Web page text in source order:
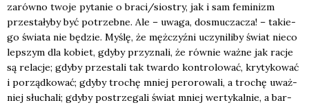
zarów­no two­je pyta­nie o braci/siostry, jak i sam femi­nizm
prze­sta­ły­by być potrzeb­ne. Ale – uwa­ga, dosmu­cza­cza! – takie­
go świa­ta nie będzie. Myślę, że męż­czyź­ni uczy­ni­li­by świat nie­co
lep­szym dla kobiet, gdy­by przy­zna­li, że rów­nie waż­ne jak racje
są rela­cje; gdy­by prze­sta­li tak twar­do kon­tro­lo­wać, kry­ty­ko­wać
i porząd­ko­wać; gdy­by tro­chę mniej pero­ro­wa­li, a tro­chę uważ­
niej słu­cha­li; gdy­by postrze­ga­li świat mniej wer­ty­kal­nie, a bar­